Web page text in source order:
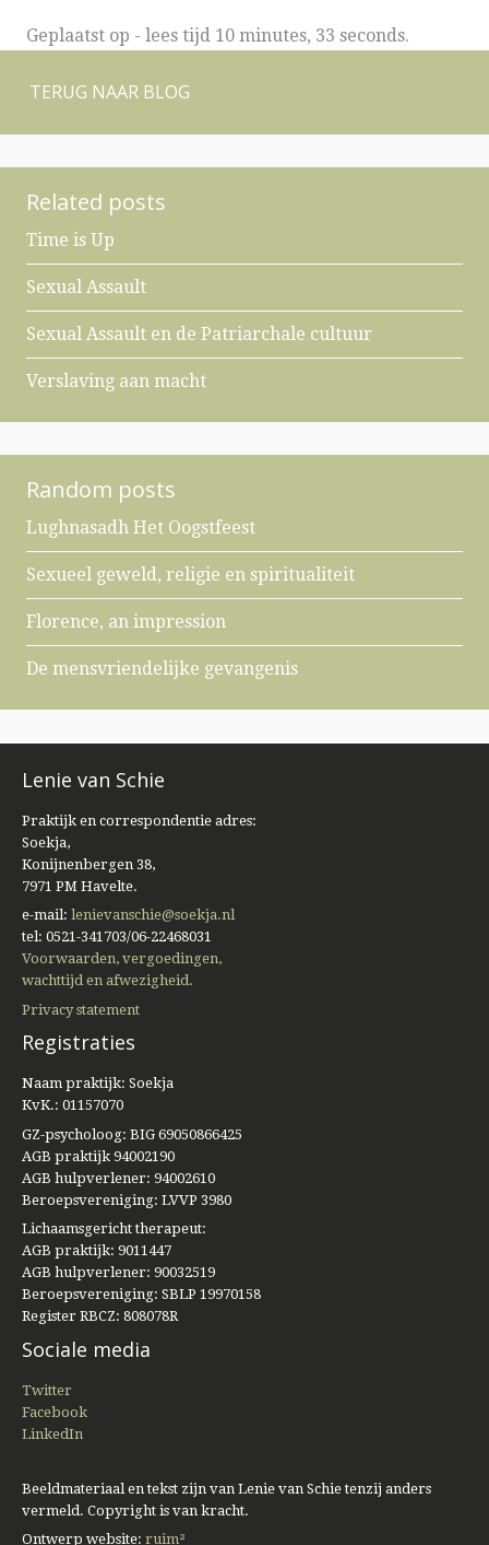
Geplaatst op - lees tijd 10 minutes, 33 seconds.
TERUG NAAR BLOG
Related posts
Time is Up
Sexual Assault
Sexual Assault en de Patriarchale cultuur
Verslaving aan macht
Random posts
Lughnasadh Het Oogstfeest
Sexueel geweld, religie en spiritualiteit
Florence, an impression
De mensvriendelijke gevangenis
Lenie van Schie
Praktijk en correspondentie adres:
Soekja,
Konijnenbergen 38,
7971 PM Havelte.
e-mail: lenievanschie@soekja.nl
tel: 0521-341703/06-22468031
Voorwaarden, vergoedingen,
wachttijd en afwezigheid.
Privacy statement
Registraties
Naam praktijk: Soekja
KvK.: 01157070
GZ-psycholoog: BIG 69050866425
AGB praktijk 94002190
AGB hulpverlener: 94002610
Beroepsvereniging: LVVP 3980
Lichaamsgericht therapeut:
AGB praktijk: 9011447
AGB hulpverlener: 90032519
Beroepsvereniging: SBLP 19970158
Register RBCZ: 808078R
Sociale media
Twitter
Facebook
LinkedIn
Beeldmateriaal en tekst zijn van Lenie van Schie tenzij anders
vermeld. Copyright is van kracht.
Ontwerp website: ruim²